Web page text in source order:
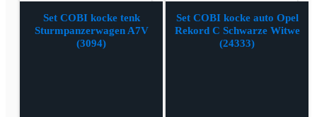
Set COBI kocke tenk
Sturmpanzerwagen A7V
(3094)
Set COBI kocke auto Opel
Rekord C Schwarze Witwe
(24333)